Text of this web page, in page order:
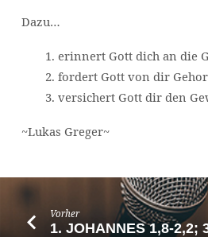
Dazu…
erinnert Gott dich an die
fordert Gott von dir
versichert Gott dir den
~Lukas Greger~
Vorher
1. JOHANNES 1,8-2,2;